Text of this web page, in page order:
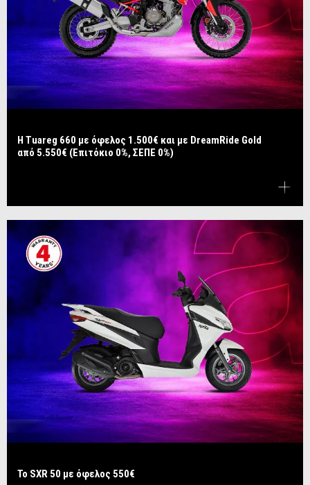
Η Tuareg 660 με όφελος 1.500€ και με DreamRide Gold
από 5.550€ (Επιτόκιο 0%, ΣΕΠΕ 0%)
Το SXR 50 με όφελος 550€